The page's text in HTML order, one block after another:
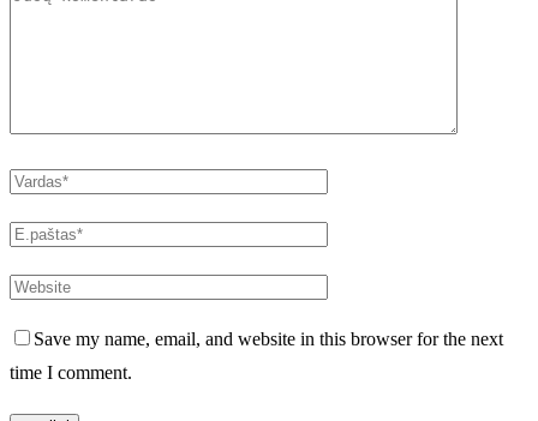
Save my name, email, and website in this browser for the next
time I comment.